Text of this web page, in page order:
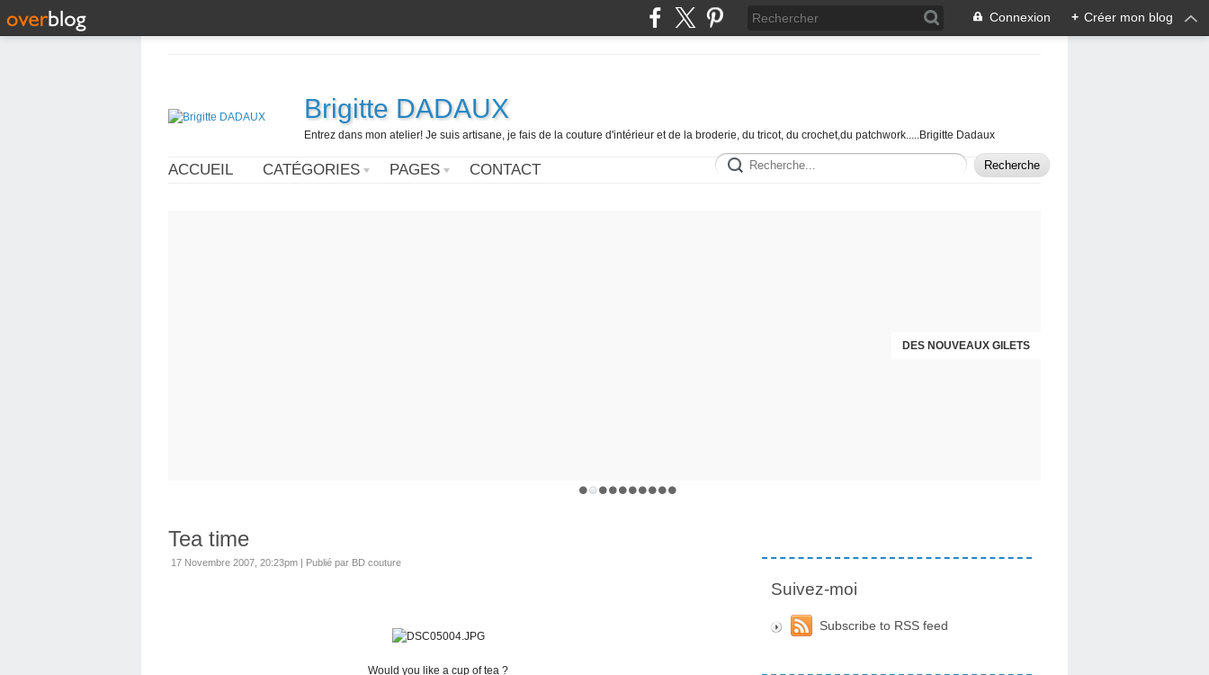
Connexion + Créer mon blog
Brigitte DADAUX
Entrez dans mon atelier! Je suis artisane, je fais de la couture d'intérieur et de la broderie, du tricot, du crochet,du patchwork.....Brigitte Dadaux
ACCUEIL CATÉGORIES PAGES CONTACT
DES NOUVEAUX GILETS
Tea time
17 Novembre 2007, 20:23pm | Publié par BD couture
Would you like a cup of tea ?
Suivez-moi
Subscribe to RSS feed